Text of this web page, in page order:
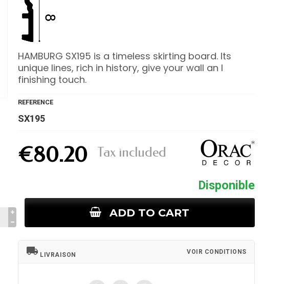
HAMBURG SX195 is a timeless skirting board. Its
unique lines, rich in history, give your wall an l
finishing touch.
REFERENCE
SX195
€80.20 Tax included
Disponible
ADD TO CART
local_shipping LIVRAISON VOIR CONDITIONS